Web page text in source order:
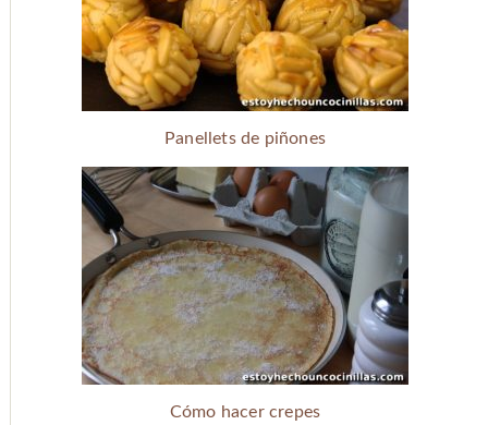
Panellets de piñones
Cómo hacer crepes